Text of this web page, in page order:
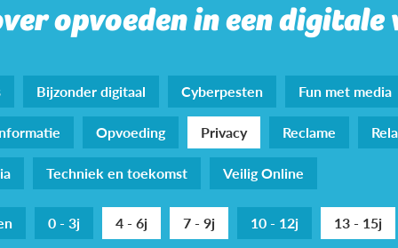
opvoeden in een digitale
Bijzonder digitaal Cyberpesten Fun met media
Opvoeding Privacy Reclame
Techniek en toekomst Veilig Online
0 - 3j 4 - 6j 7 - 9j 10 - 12j 13 - 15j